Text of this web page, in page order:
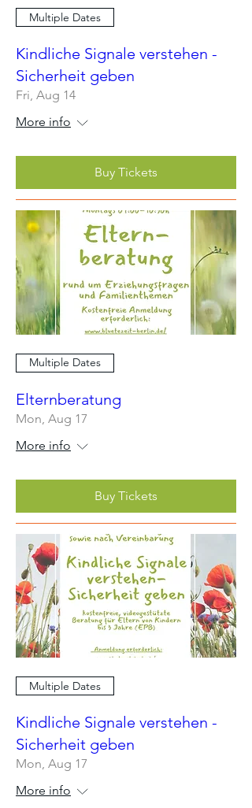
Multiple Dates
Kindliche Signale verstehen -
Sicherheit geben
Fri, Aug 14
More info
Buy Tickets
Multiple Dates
Elternberatung
Mon, Aug 17
More info
Buy Tickets
Multiple Dates
Kindliche Signale verstehen -
Sicherheit geben
Mon, Aug 17
More info